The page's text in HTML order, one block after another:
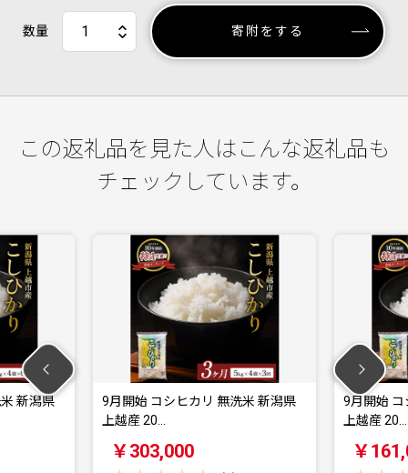
数量 寄附をする
この返礼品を見た人はこんな返礼品も
チェックしています。
ヒカリ 無洗米 新潟県
9月開始 コシヒカリ 無洗米 新潟県
￥161,000